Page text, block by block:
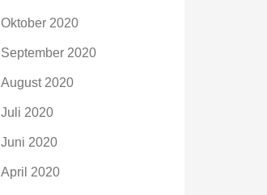
Oktober 2020
September 2020
August 2020
Juli 2020
Juni 2020
April 2020